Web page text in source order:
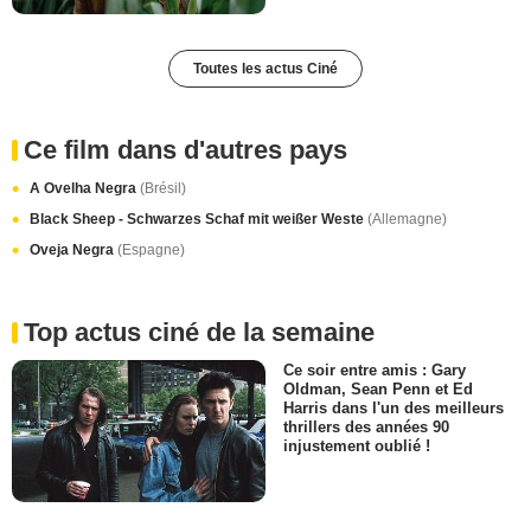
Toutes les actus Ciné
Ce film dans d'autres pays
A Ovelha Negra (Brésil)
Black Sheep - Schwarzes Schaf mit weißer Weste (Allemagne)
Oveja Negra (Espagne)
Top actus ciné de la semaine
Ce soir entre amis : Gary
Oldman, Sean Penn et Ed
Harris dans l'un des meilleurs
thrillers des années 90
injustement oublié !